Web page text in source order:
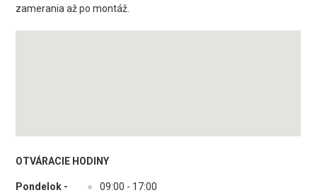
zamerania až po montáž.
OTVÁRACIE HODINY
Pondelok -
● 09:00 - 17:00